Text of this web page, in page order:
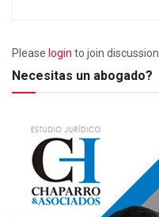
Please login to join discussion
Necesitas un abogado?